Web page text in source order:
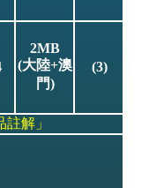
2MB
(大陸+澳
門)
(3)
註解」